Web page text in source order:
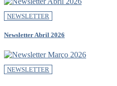
NEWSLETTER
Newsletter Abril 2026
NEWSLETTER